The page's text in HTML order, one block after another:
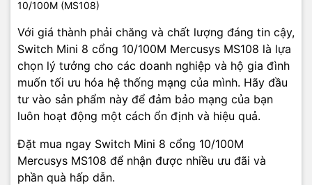
Với giá thành phải chăng và chất lượng đáng tin cậy,
Switch Mini 8 cổng 10/100M Mercusys MS108 là lựa
chọn lý tưởng cho các doanh nghiệp và hộ gia đình
muốn tối ưu hóa hệ thống mạng của mình. Hãy đầu
tư vào sản phẩm này để đảm bảo mạng của bạn
luôn hoạt động một cách ổn định và hiệu quả.
Đặt mua ngay Switch Mini 8 cổng 10/100M
Mercusys MS108 để nhận được nhiều ưu đãi và
phần quà hấp dẫn.